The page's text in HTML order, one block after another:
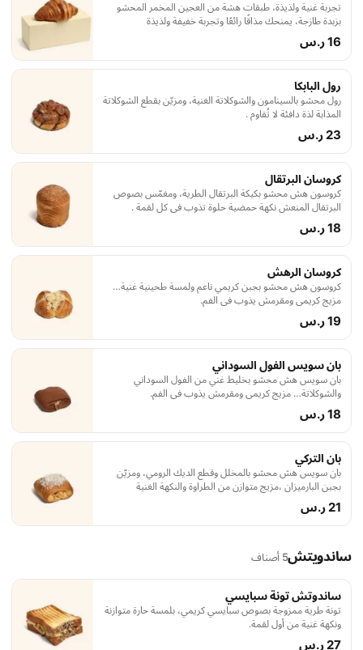
تجربة غنية ولذيذة، طبقات هشة من العجين المخمر المحشو
بزبدة طازجة، يمنحك مذاقًا رائعًا وتجربة خفيفة ولذيذة
16 ر.س
رول البابكا
رول محشو بالسينامون والشوكلاتة الغنية، ومزيّن بقطع الشوكلاتة
المذابة لذة دافئة لا تُقاوم .
23 ر.س
كروسان البرتقال
كروسون هش محشو بكيكة البرتقال الطرية، ومغمّس بصوص
البرتقال المنعش نكهة حمضية حلوة تذوب في كل لقمة .
18 ر.س
كروسان الرهش
كروسون هش محشو بجبن كريمي ناعم ولمسة طحينية غنية…
مزيج كريمي ومقرمش يذوب في الفم.
19 ر.س
بان سويس الفول السوداني
بان سويس هش محشو بخليط غني من الفول السوداني
والشوكلاتة… مزيج كريمي ومقرمش يذوب في الفم.
18 ر.س
بان التركي
بان سويس هش محشو بالمخلل وقطع الديك الرومي، ومزيّن
بجبن البارميزان ،مزيج متوازن من الطراوة والنكهة الغنية
21 ر.س
ساندويتش5 أصناف
ساندوتش تونة سبايسي
تونة طرية ممزوجة بصوص سبايسي كريمي، بلمسة حارة متوازنة
ونكهة غنية من أول لقمة.
27 ر.س